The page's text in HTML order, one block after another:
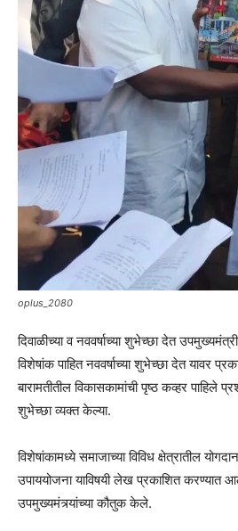
oplus_2080
दिवाळीच्या व नववर्षाच्या शुभेच्छा देत
विशेषांक पाहित नववर्षाच्या शुभेच्छा देत यावर
बारामतीतील विकासकामांची पृष्ठ कव्हर पाहिले
शुभेच्छा व्यक्त केल्या.
विशेषांकामध्ये समाजाच्या विविध क्षेत्रातील
उपाययोजना याविषयी लेख प्रकाशित करण्यात
उपमुख्यमंत्र्यांच्या कौतुक केले.